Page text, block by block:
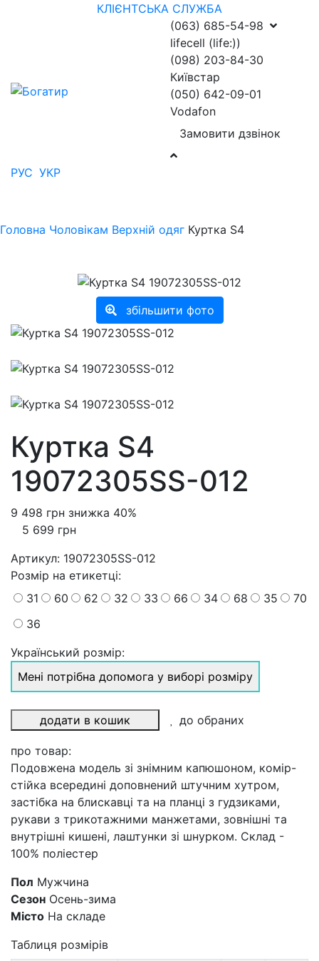
КЛІЄНТСЬКА СЛУЖБА
(063) 685-54-98
lifecell (life:))
(098) 203-84-30
Київстар
(050) 642-09-01
Vodafon
Замовити дзвінок
РУС УКР
Головна Чоловікам Верхній одяг Куртка S4
збільшити фото
Куртка S4
19072305SS-012
9 498 грн знижка 40%
5 699 грн
Артикул: 19072305SS-012
Розмiр на етикетці:
31
60 62 32 33 66 34 68 35
70
36
Український розмір:
Мені потрібна допомога у виборі розміру
додати в кошик до обраних
про товар:
Подовжена модель зі знімним капюшоном, комір-
стійка всередині доповнений штучним хутром,
застібка на блискавці та на планці з гудзиками,
рукави з трикотажними манжетами, зовнішні та
внутрішні кишені, лаштунки зі шнурком. Склад -
100% поліестер
Пол Мужчина
Сезон Осень-зима
Місто На складе
Таблиця розмірів